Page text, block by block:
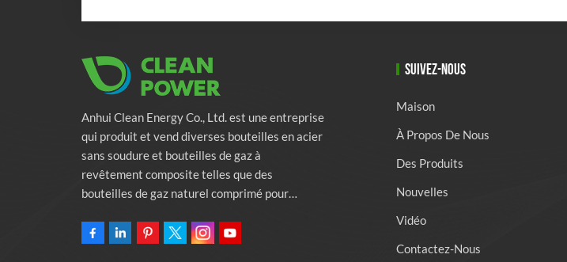
Anhui Clean Energy Co., Ltd. est une entreprise
qui produit et vend diverses bouteilles en acier
sans soudure et bouteilles de gaz à
revêtement composite telles que des
bouteilles de gaz naturel comprimé pour
des bouteilles de lutte contre l'incendie.
SUIVEZ-NOUS
Maison
À Propos De Nous
Des Produits
Nouvelles
Vidéo
Contactez-Nous